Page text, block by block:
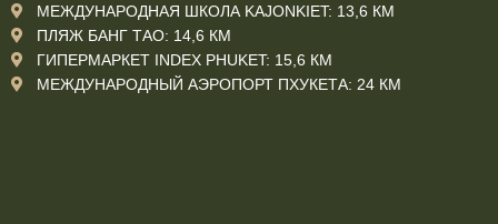
МЕЖДУНАРОДНАЯ ШКОЛА KAJONKIET: 13,6 КМ
ПЛЯЖ БАНГ ТАО: 14,6 КМ
ГИПЕРМАРКЕТ INDEX PHUKET: 15,6 КМ
МЕЖДУНАРОДНЫЙ АЭРОПОРТ ПХУКЕТА: 24 КМ